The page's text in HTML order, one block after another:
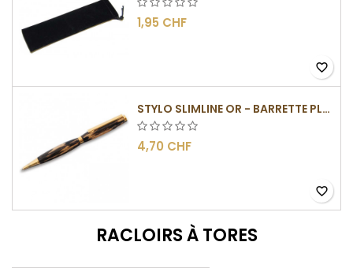
1,95 CHF
favorite_border
STYLO SLIMLINE OR - BARRETTE PLATE
4,70 CHF
favorite_border
RACLOIRS À TORES